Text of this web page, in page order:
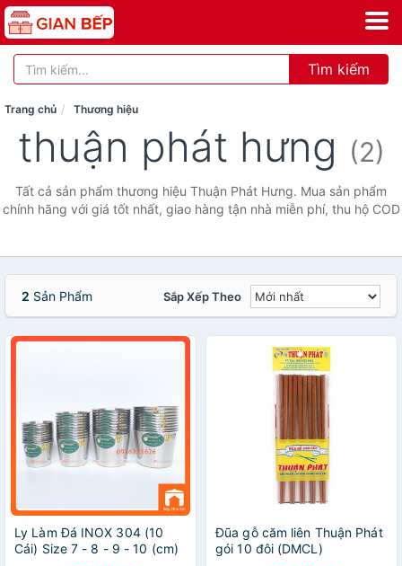
Tìm kiếm
Trang chủ Thương hiệu
thuận phát hưng (2)
Tất cả sản phẩm thương hiệu Thuận Phát Hưng. Mua sản phẩm
chính hãng với giá tốt nhất, giao hàng tận nhà miễn phí, thu hộ COD
2 Sản Phẩm Sắp Xếp Theo
Ly Làm Đá INOX 304 (10
Cái) Size 7 - 8 - 9 - 10 (cm)
Đũa gỗ căm liên Thuận Phát
gói 10 đôi (DMCL)